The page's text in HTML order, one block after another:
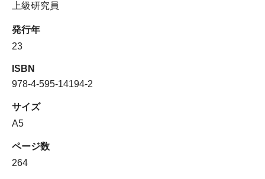
上級研究員
発行年
23
ISBN
978-4-595-14194-2
サイズ
A5
ページ数
264